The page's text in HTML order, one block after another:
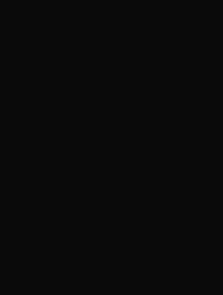
увеличения клиренса
30 мм Nissan Altima
ЗАДНИХ
ММ NISSAN